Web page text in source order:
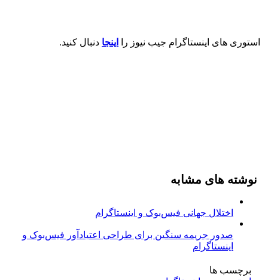
استوری های اینستاگرام جیب نیوز را اینجا دنبال کنید.
نوشته های مشابه
اختلال جهانی فیس‌بوک و اینستاگرام
صدور جریمه سنگین برای طراحی اعتیادآور فیس‌بوک و
اینستاگرام
برچسب ها